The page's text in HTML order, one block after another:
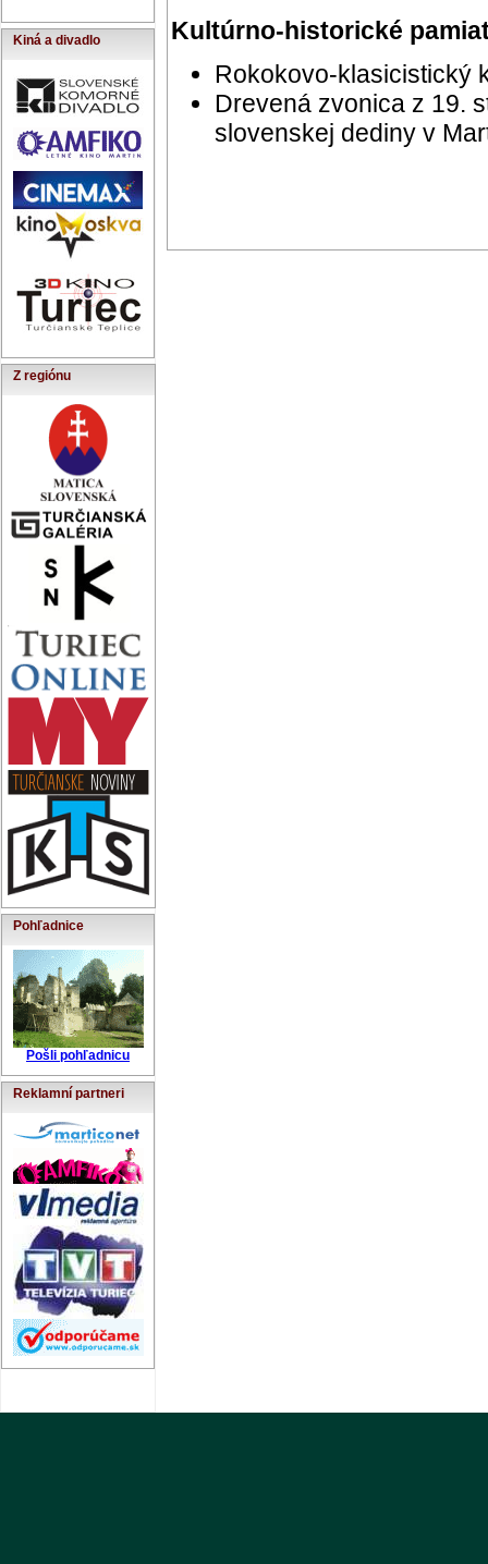
Kiná a divadlo
Z regiónu
Pohľadnice
Pošli pohľadnicu
Reklamní partneri
Kultúrno-historické
Rokokovo-klasicistický
Drevená zvonica z 19.
slovenskej dediny v